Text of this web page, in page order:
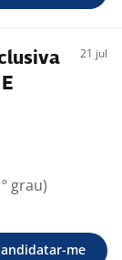
21 jul
grau)
me